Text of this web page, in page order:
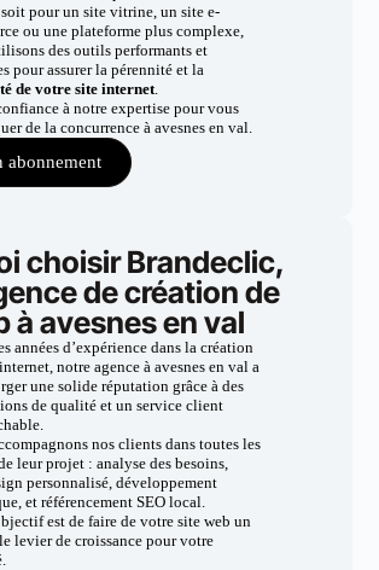
soit pour un site vitrine, un site e-
ou une plateforme plus complexe,
des outils performants et
pour assurer la pérennité et la
de votre site internet.
à notre expertise pour vous
de la concurrence à avesnes en val.
abonnement
choisir Brandeclic,
de création de
à avesnes en val
années d’expérience dans la création
notre agence à avesnes en val a
une solide réputation grâce à des
de qualité et un service client
nos clients dans toutes les
leur projet : analyse des besoins,
personnalisé, développement
et référencement SEO local.
est de faire de votre site web un
levier de croissance pour votre